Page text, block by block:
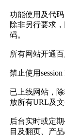
功能使用及代码
除非另行要求
码。
所有网站开通百
禁止使用
已上线网站，
放所有URL及文
后台实时或定
目及翻页、产